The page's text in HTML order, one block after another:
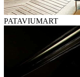
PATAVIUMART